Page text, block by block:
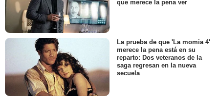
que merece la pena ver
La prueba de que 'La momia 4'
merece la pena está en su
reparto: Dos veteranos de la
saga regresan en la nueva
secuela